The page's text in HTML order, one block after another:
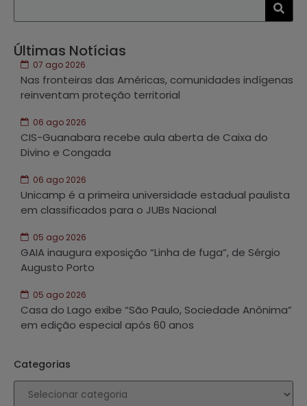
Últimas Notícias
07 ago 2026
Nas fronteiras das Américas, comunidades indígenas
reinventam proteção territorial
06 ago 2026
CIS-Guanabara recebe aula aberta de Caixa do
Divino e Congada
06 ago 2026
Unicamp é a primeira universidade estadual paulista
em classificados para o JUBs Nacional
05 ago 2026
GAIA inaugura exposição “Linha de fuga”, de Sérgio
Augusto Porto
05 ago 2026
Casa do Lago exibe “São Paulo, Sociedade Anônima”
em edição especial após 60 anos
Categorias